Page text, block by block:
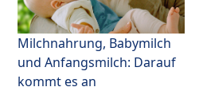
Milchnahrung, Babymilch
und Anfangsmilch: Darauf
kommt es an